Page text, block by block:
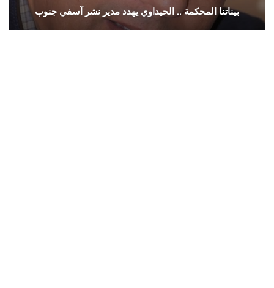
بيناتنا المحكمة .. الحيداوي يهدد مدير نشر آسفي جنوب